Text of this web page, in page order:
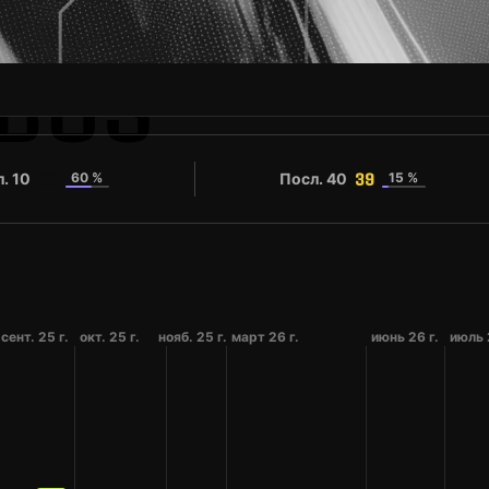
10 60 % Посл. 40 39 15 %
сент. 25 г. окт. 25 г. нояб. 25 г. март 26 г. июнь 26 г. июль